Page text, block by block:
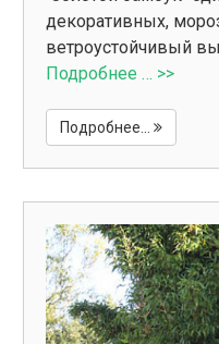
декоративных,
ветроустойчивый
Подробнее … >>
Подробнее...